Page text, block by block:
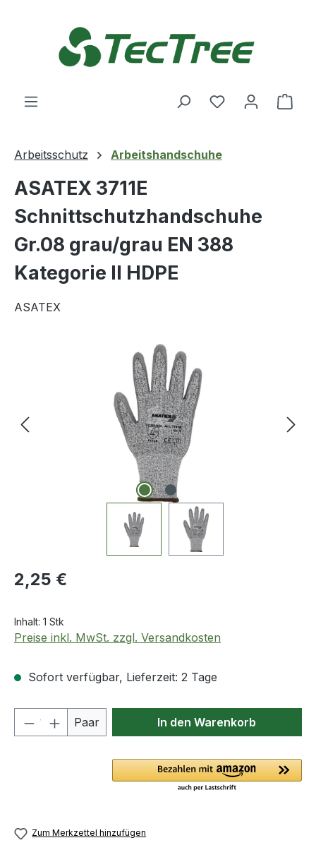
Du hast 0
Arbeitsschutz Arbeitshandschuhe
ASATEX 3711E
Schnittschutzhandschuhe
Gr.08 grau/grau EN 388
Kategorie II HDPE
ASATEX
Bildergalerie überspringen
Regulärer Preis:
2,25 €
Inhalt: 1 Stk
Preise inkl. MwSt. zzgl. Versandkosten
Sofort verfügbar, Lieferzeit: 2 Tage
Produkt Anzahl: Gib den
Paar In den Warenkorb
Zum Merkzettel hinzufügen